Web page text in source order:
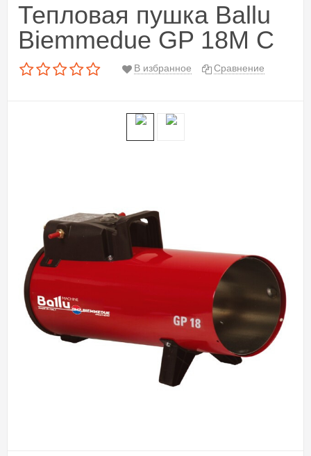
Тепловая пушка Ballu
Biemmedue GP 18M C
В избранное Сравнение